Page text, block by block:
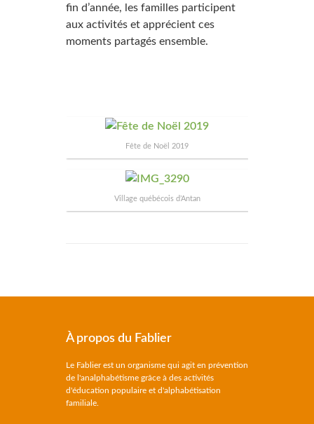
fin d’année, les familles participent
aux activités et apprécient ces
moments partagés ensemble.
Fête de Noël 2019
Village québécois d’Antan
À propos du Fablier
Le Fablier est un organisme qui agit en prévention
de l'analphabétisme grâce à des activités
d'éducation populaire et d'alphabétisation
familiale.